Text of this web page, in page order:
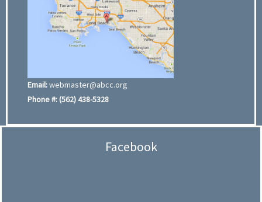
Email:webmaster@abcc.org
Phone #:(562) 438-5328
Facebook